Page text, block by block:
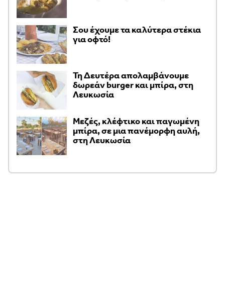
Σου έχουμε τα καλύτερα στέκια
για οφτό!
Τη Δευτέρα απολαμβάνουμε
δωρεάν burger και μπίρα, στη
Λευκωσία
Μεζές, κλέφτικο και παγωμένη
μπίρα, σε μια πανέμορφη αυλή,
στη Λευκωσία